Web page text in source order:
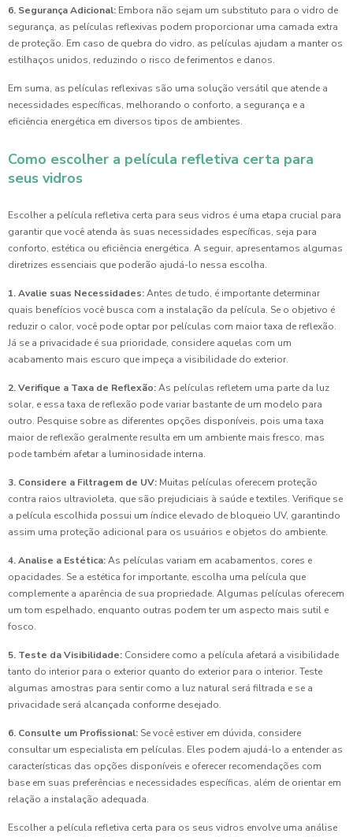
6. Segurança Adicional: Embora não sejam um substituto para o vidro de
segurança, as películas reflexivas podem proporcionar uma camada extra
de proteção. Em caso de quebra do vidro, as películas ajudam a manter os
estilhaços unidos, reduzindo o risco de ferimentos e danos.
Em suma, as películas reflexivas são uma solução versátil que atende a
necessidades específicas, melhorando o conforto, a segurança e a
eficiência energética em diversos tipos de ambientes.
Como escolher a película refletiva certa para
seus vidros
Escolher a película refletiva certa para seus vidros é uma etapa crucial para
garantir que você atenda às suas necessidades específicas, seja para
conforto, estética ou eficiência energética. A seguir, apresentamos algumas
diretrizes essenciais que poderão ajudá-lo nessa escolha.
1. Avalie suas Necessidades:Antes de tudo, é importante determinar
quais benefícios você busca com a instalação da película. Se o objetivo é
reduzir o calor, você pode optar por películas com maior taxa de reflexão.
Já se a privacidade é sua prioridade, considere aquelas com um
acabamento mais escuro que impeça a visibilidade do exterior.
2. Verifique a Taxa de Reflexão:As películas refletem uma parte da luz
solar, e essa taxa de reflexão pode variar bastante de um modelo para
outro. Pesquise sobre as diferentes opções disponíveis, pois uma taxa
maior de reflexão geralmente resulta em um ambiente mais fresco, mas
pode também afetar a luminosidade interna.
3. Considere a Filtragem de UV: Muitas películas oferecem proteção
contra raios ultravioleta, que são prejudiciais à saúde e textiles. Verifique se
a película escolhida possui um índice elevado de bloqueio UV, garantindo
assim uma proteção adicional para os usuários e objetos do ambiente.
4. Analise a Estética:As películas variam em acabamentos, cores e
opacidades. Se a estética for importante, escolha uma película que
complemente a aparência de sua propriedade. Algumas películas oferecem
um tom espelhado, enquanto outras podem ter um aspecto mais sutil e
fosco.
5. Teste da Visibilidade: Considere como a película afetará a visibilidade
tanto do interior para o exterior quanto do exterior para o interior. Teste
algumas amostras para sentir como a luz natural será filtrada e se a
privacidade será alcançada conforme desejado.
6. Consulte um Profissional: Se você estiver em dúvida, considere
consultar um especialista em películas. Eles podem ajudá-lo a entender as
características das opções disponíveis e oferecer recomendações com
base em suas preferências e necessidades específicas, além de orientar em
relação a instalação adequada.
Escolher a película refletiva certa para os seus vidros envolve uma análise